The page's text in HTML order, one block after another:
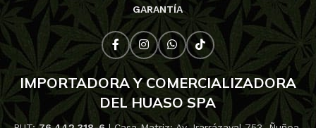
GARANTÍA
IMPORTADORA Y COMERCIALIZADORA
DEL HUASO SPA